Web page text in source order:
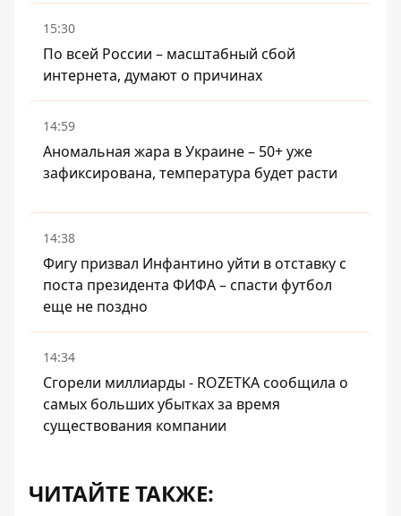
15:30
По всей России – масштабный сбой
интернета, думают о причинах
14:59
Аномальная жара в Украине – 50+ уже
зафиксирована, температура будет расти
14:38
Фигу призвал Инфантино уйти в отставку с
поста президента ФИФА – спасти футбол
еще не поздно
14:34
Сгорели миллиарды - ROZETKA сообщила о
самых больших убытках за время
существования компании
ЧИТАЙТЕ ТАКЖЕ: